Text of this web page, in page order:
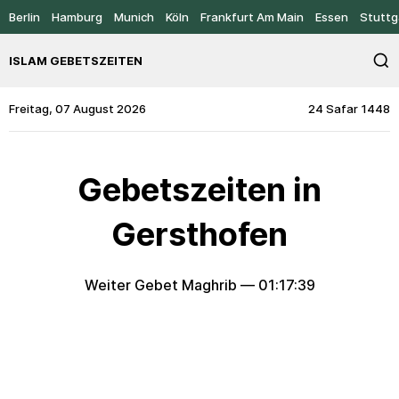
Berlin Hamburg Munich Köln Frankfurt Am Main Essen
ISLAM GEBETSZEITEN
Freitag, 07 August 2026 24 Safar 1448
Gebetszeiten in
Gersthofen
Weiter Gebet Maghrib — 01:17:39